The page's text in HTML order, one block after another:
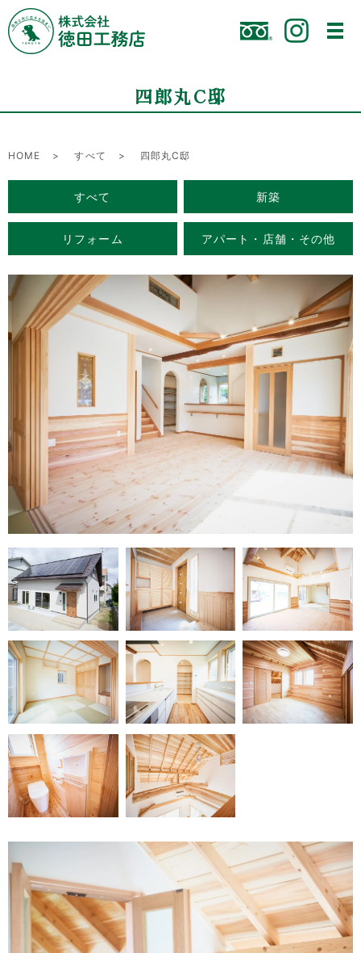
四郎丸C邸
HOME すべて 四郎丸C邸
すべて 新築
リフォーム アパート・店舗・その他